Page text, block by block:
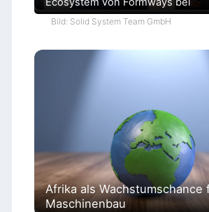
Bild: Solid System Team GmbH
Afrika als Wachstumschance
Maschinenbau